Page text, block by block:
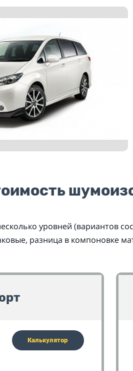
уровней (вариантов
разница в компоновке
Калькулятор